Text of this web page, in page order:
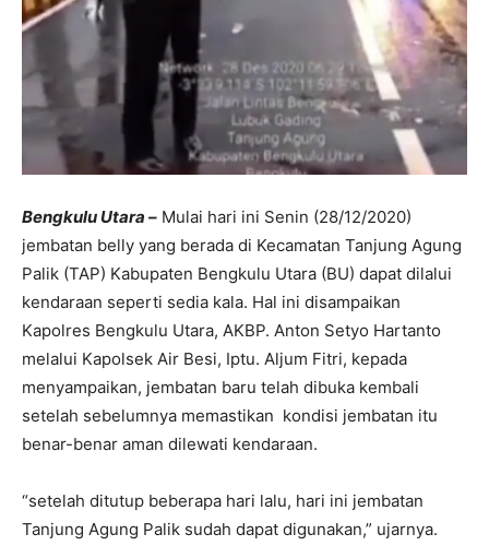
Bengkulu Utara – Mulai hari ini Senin (28/12/2020)
jembatan belly yang berada di Kecamatan Tanjung Agung
Palik (TAP) Kabupaten Bengkulu Utara (BU) dapat dilalui
kendaraan seperti sedia kala. Hal ini disampaikan
Kapolres Bengkulu Utara, AKBP. Anton Setyo Hartanto
melalui Kapolsek Air Besi, Iptu. Aljum Fitri, kepada
menyampaikan, jembatan baru telah dibuka kembali
setelah sebelumnya memastikan kondisi jembatan itu
benar-benar aman dilewati kendaraan.
“setelah ditutup beberapa hari lalu, hari ini jembatan
Tanjung Agung Palik sudah dapat digunakan,” ujarnya.